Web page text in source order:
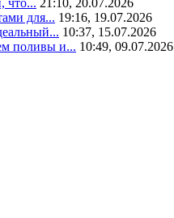
что... 21:10, 20.07.2026
для... 19:16, 19.07.2026
10:37, 15.07.2026
поливы и... 10:49, 09.07.2026